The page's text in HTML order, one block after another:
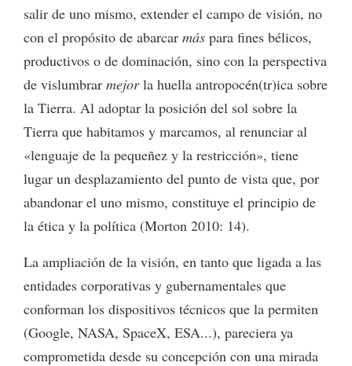
salir de uno mismo, extender el campo de visión, no
con el propósito de abarcar más para fines bélicos,
productivos o de dominación, sino con la perspectiva
de vislumbrar mejorla huella antropocén(tr)ica sobre
la Tierra. Al adoptar la posición del sol sobre la
Tierra que habitamos y marcamos, al renunciar al
«lenguaje de la pequeñez y la restricción», tiene
lugar un desplazamiento del punto de vista que, por
abandonar el uno mismo, constituye el principio de
la ética y la política (Morton 2010: 14).
La ampliación de la visión, en tanto que ligada a las
entidades corporativas y gubernamentales que
conforman los dispositivos técnicos que la permiten
(Google, NASA, SpaceX, ESA...), pareciera ya
comprometida desde su concepción con una mirada